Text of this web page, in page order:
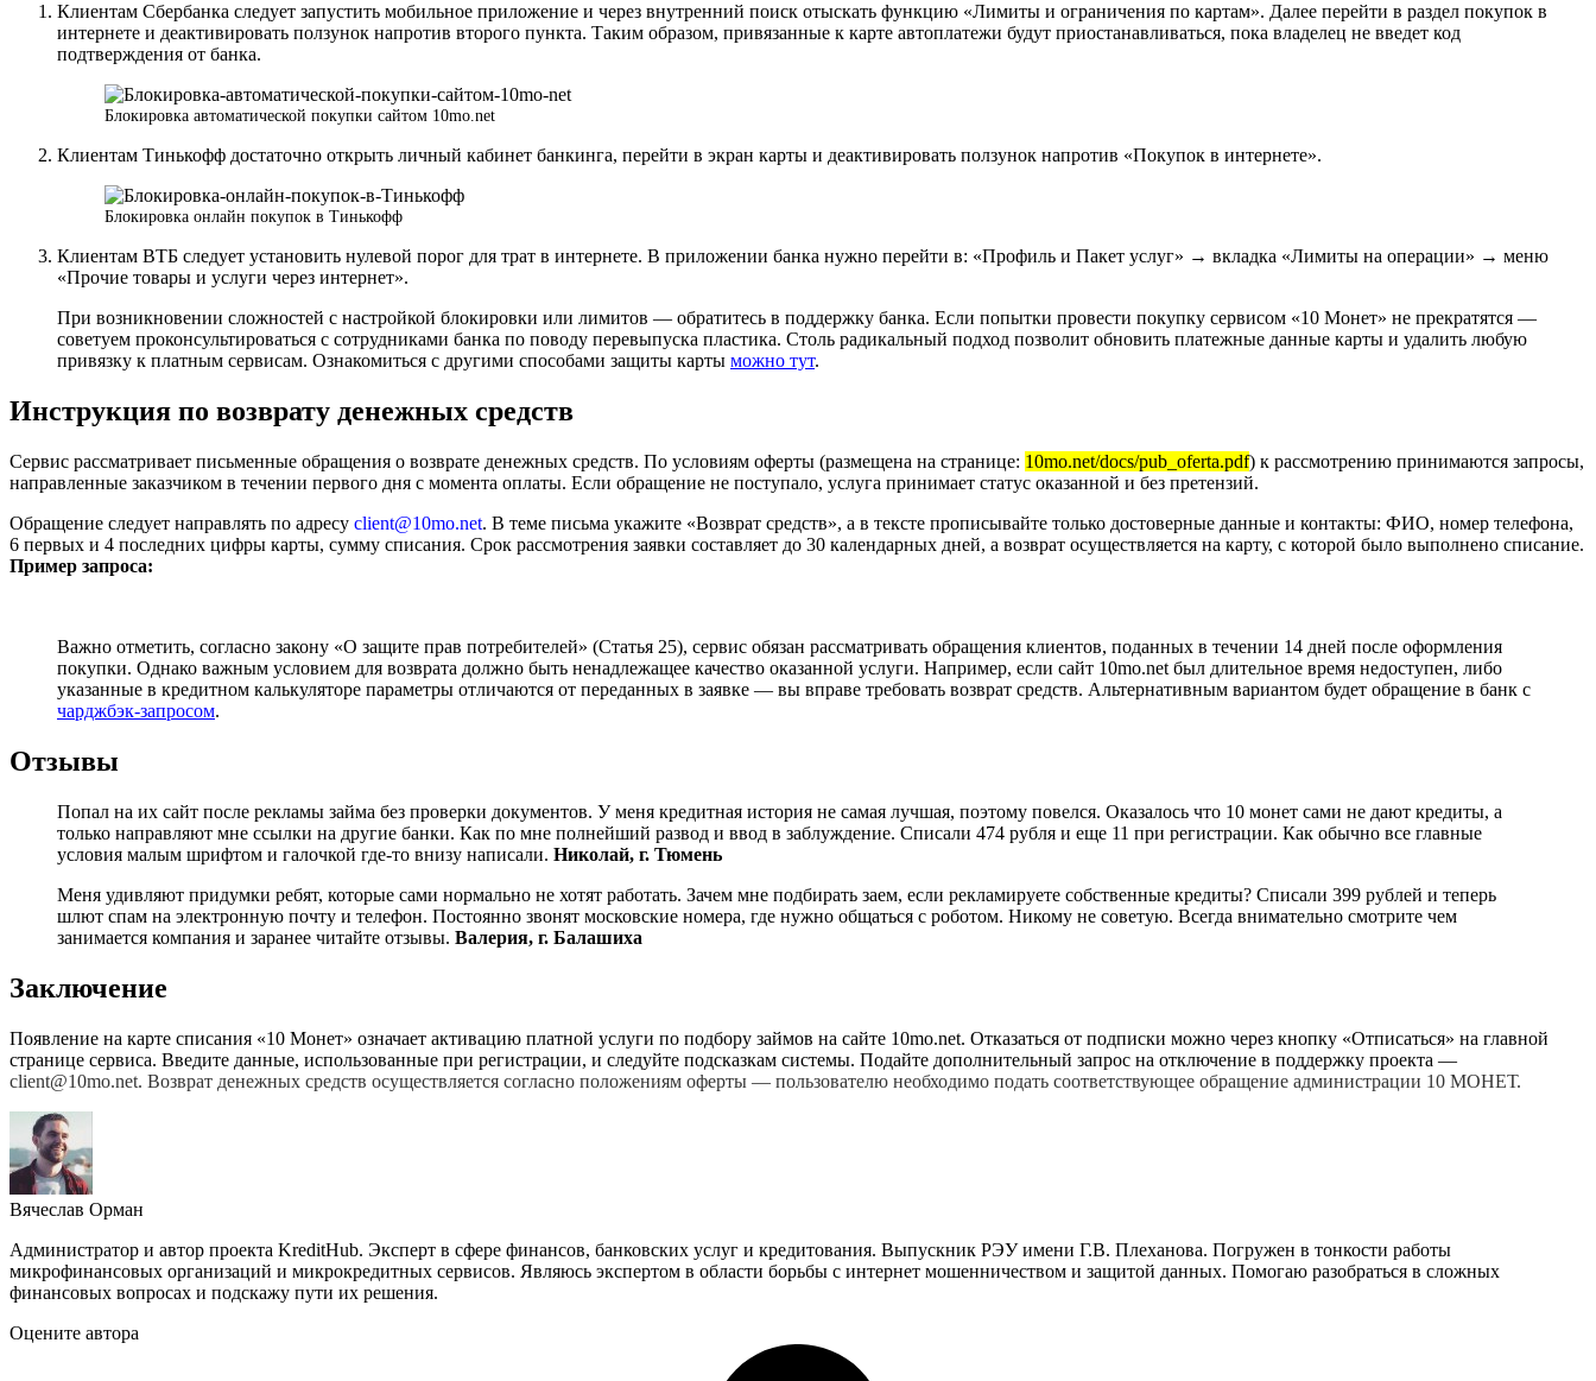
Клиентам Сбербанка следует запустить мобильное приложение и через внутренний поиск отыскать функцию «Лимиты и ограничения по картам». Далее перейти в раздел покупок в
интернете и деактивировать ползунок напротив второго пункта. Таким образом, привязанные к карте автоплатежи будут приостанавливаться, пока владелец не введет код
подтверждения от банка.
Блокировка автоматической покупки сайтом 10mo.net
Клиентам Тинькофф достаточно открыть личный кабинет банкинга, перейти в экран карты и деактивировать ползунок напротив «Покупок в интернете».
Блокировка онлайн покупок в Тинькофф
Клиентам ВТБ следует установить нулевой порог для трат в интернете. В приложении банка нужно перейти в: «Профиль и Пакет услуг» → вкладка «Лимиты на операции» → меню
«Прочие товары и услуги через интернет».
При возникновении сложностей с настройкой блокировки или лимитов — обратитесь в поддержку банка. Если попытки провести покупку сервисом «10 Монет» не прекратятся —
советуем проконсультироваться с сотрудниками банка по поводу перевыпуска пластика. Столь радикальный подход позволит обновить платежные данные карты и удалить любую
привязку к платным сервисам. Ознакомиться с другими способами защиты карты можно тут.
Инструкция по возврату денежных средств
Сервис рассматривает письменные обращения о возврате денежных средств. По условиям оферты (размещена на странице: 10mo.net/docs/pub_oferta.pdf) к рассмотрению принимаются запросы,
направленные заказчиком в течении первого дня с момента оплаты. Если обращение не поступало, услуга принимает статус оказанной и без претензий.
Обращение следует направлять по адресу client@10mo.net. В теме письма укажите «Возврат средств», а в тексте прописывайте только достоверные данные и контакты: ФИО, номер телефона,
6 первых и 4 последних цифры карты, сумму списания. Срок рассмотрения заявки составляет до 30 календарных дней, а возврат осуществляется на карту, с которой было выполнено списание.
Пример запроса:
Важно отметить, согласно закону «О защите прав потребителей» (Статья 25), сервис обязан рассматривать обращения клиентов, поданных в течении 14 дней после оформления
покупки. Однако важным условием для возврата должно быть ненадлежащее качество оказанной услуги. Например, если сайт 10mo.net был длительное время недоступен, либо
указанные в кредитном калькуляторе параметры отличаются от переданных в заявке — вы вправе требовать возврат средств. Альтернативным вариантом будет обращение в банк с
чарджбэк-запросом.
Отзывы
Попал на их сайт после рекламы займа без проверки документов. У меня кредитная история не самая лучшая, поэтому повелся. Оказалось что 10 монет сами не дают кредиты, а
только направляют мне ссылки на другие банки. Как по мне полнейший развод и ввод в заблуждение. Списали 474 рубля и еще 11 при регистрации. Как обычно все главные
условия малым шрифтом и галочкой где-то внизу написали. Николай, г. Тюмень
Меня удивляют придумки ребят, которые сами нормально не хотят работать. Зачем мне подбирать заем, если рекламируете собственные кредиты? Списали 399 рублей и теперь
шлют спам на электронную почту и телефон. Постоянно звонят московские номера, где нужно общаться с роботом. Никому не советую. Всегда внимательно смотрите чем
занимается компания и заранее читайте отзывы. Валерия, г. Балашиха
Заключение
Появление на карте списания «10 Монет» означает активацию платной услуги по подбору займов на сайте 10mo.net. Отказаться от подписки можно через кнопку «Отписаться» на главной
странице сервиса. Введите данные, использованные при регистрации, и следуйте подсказкам системы. Подайте дополнительный запрос на отключение в поддержку проекта —
client@10mo.net. Возврат денежных средств осуществляется согласно положениям оферты — пользователю необходимо подать соответствующее обращение администрации 10 МОНЕТ.
Вячеслав Орман
Администратор и автор проекта KreditHub. Эксперт в сфере финансов, банковских услуг и кредитования. Выпускник РЭУ имени Г.В. Плеханова. Погружен в тонкости работы
микрофинансовых организаций и микрокредитных сервисов. Являюсь экспертом в области борьбы с интернет мошенничеством и защитой данных. Помогаю разобраться в сложных
финансовых вопросах и подскажу пути их решения.
Оцените автора